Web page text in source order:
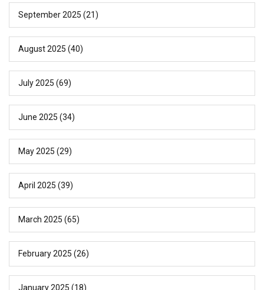
September 2025 (21)
August 2025 (40)
July 2025 (69)
June 2025 (34)
May 2025 (29)
April 2025 (39)
March 2025 (65)
February 2025 (26)
January 2025 (18)